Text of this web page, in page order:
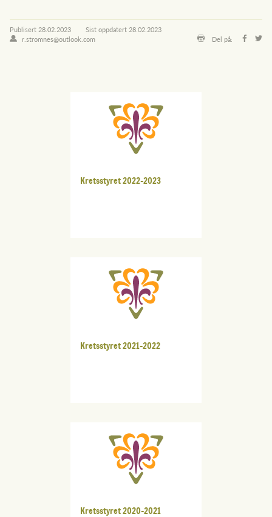
Publisert 28.02.2023 Sist oppdatert 28.02.2023
r.stromnes@outlook.com
Del på:
Kretsstyret 2022-2023
Kretsstyret 2021-2022
Kretsstyret 2020-2021